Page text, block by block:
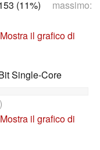
(11%) massimo:
il grafico di
Single-Core
il grafico di